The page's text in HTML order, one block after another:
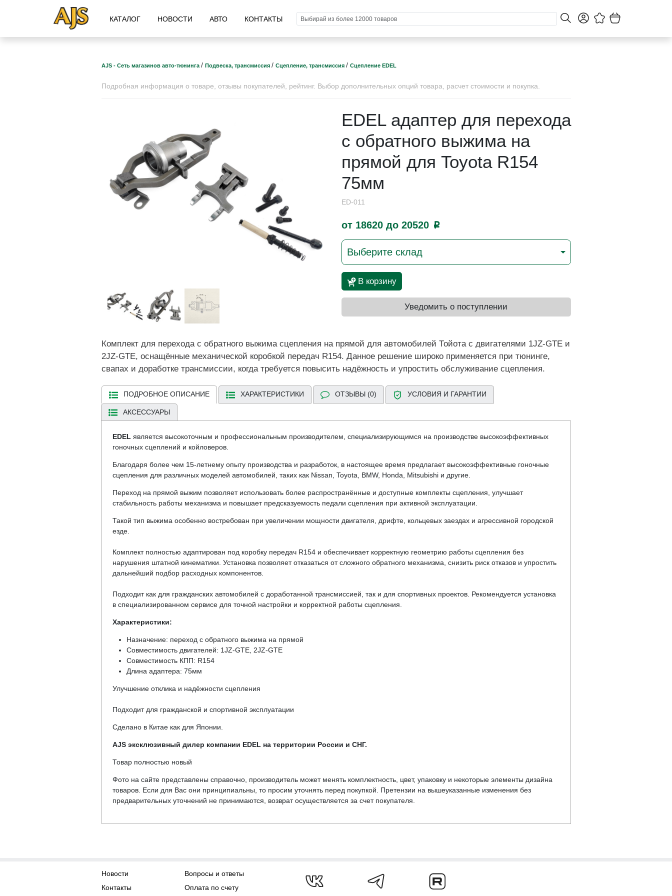
КАТАЛОГ НОВОСТИ АВТО КОНТАКТЫ
AJS - Сеть магазинов авто-тюнинга / Подвеска, трансмиссия / Сцепление, трансмиссия / Сцепление EDEL
Подробная информация о товаре, отзывы покупателей, рейтинг. Выбор дополнительных опций товара, расчет стоимости и покупка.
EDEL адаптер для перехода
с обратного выжима на
прямой для Toyota R154
75мм
ED-011
от 18620 до 20520 p
Выберите склад
В корзину
Уведомить о поступлении
Комплект для перехода с обратного выжима сцепления на прямой для автомобилей Тойота с двигателями 1JZ-GTE и
2JZ-GTE, оснащённые механической коробкой передач R154. Данное решение широко применяется при тюнинге,
свапах и доработке трансмиссии, когда требуется повысить надёжность и упростить обслуживание сцепления.
ПОДРОБНОЕ ОПИСАНИЕ ХАРАКТЕРИСТИКИ ОТЗЫВЫ (0) УСЛОВИЯ И ГАРАНТИИ
АКСЕССУАРЫ
EDEL является высокоточным и профессиональным производителем, специализирующимся на производстве высокоэффективных
гоночных сцеплений и койловеров.
Благодаря более чем 15-летнему опыту производства и разработок, в настоящее время предлагает высокоэффективные гоночные
сцепления для различных моделей автомобилей, таких как Nissan, Toyota, BMW, Honda, Mitsubishi и другие.
Переход на прямой выжим позволяет использовать более распространённые и доступные комплекты сцепления, улучшает
стабильность работы механизма и повышает предсказуемость педали сцепления при активной эксплуатации.
Такой тип выжима особенно востребован при увеличении мощности двигателя, дрифте, кольцевых заездах и агрессивной городской
езде.
Комплект полностью адаптирован под коробку передач R154 и обеспечивает корректную геометрию работы сцепления без
нарушения штатной кинематики. Установка позволяет отказаться от сложного обратного механизма, снизить риск отказов и упростить
дальнейший подбор расходных компонентов.
Подходит как для гражданских автомобилей с доработанной трансмиссией, так и для спортивных проектов. Рекомендуется установка
в специализированном сервисе для точной настройки и корректной работы сцепления.
Характеристики:
Назначение: переход с обратного выжима на прямой
Совместимость двигателей: 1JZ-GTE, 2JZ-GTE
Совместимость КПП: R154
Длина адаптера: 75мм
Улучшение отклика и надёжности сцепления
Подходит для гражданской и спортивной эксплуатации
Сделано в Китае как для Японии.
AJS эксклюзивный дилер компании EDEL на территории России и СНГ.
Товар полностью новый
Фото на сайте представлены справочно, производитель может менять комплектность, цвет, упаковку и некоторые элементы дизайна
товаров. Если для Вас они принципиальны, то просим уточнять перед покупкой. Претензии на вышеуказанные изменения без
предварительных уточнений не принимаются, возврат осуществляется за счет покупателя.
Новости
Контакты
Вопросы и ответы
Оплата по счету